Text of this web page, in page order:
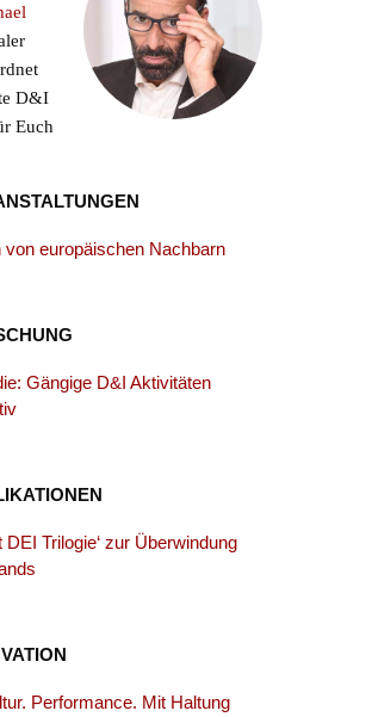
D&I
Euch
von europäischen Nachbarn
Gängige D&I Aktivitäten
DEI Trilogie‘ zur Überwindung
Performance. Mit Haltung